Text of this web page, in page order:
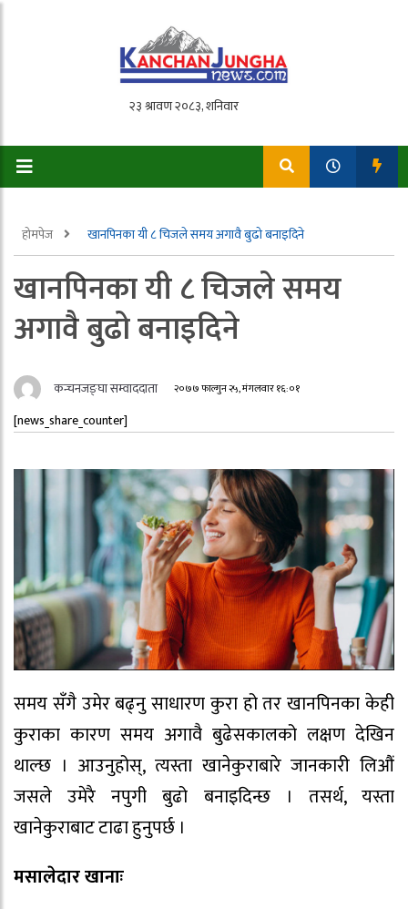
होमपेज खानपिनका यी ८ चिजले समय अगावै बुढो बनाइदिने
खानपिनका यी ८ चिजले समय
अगावै बुढो बनाइदिने
कन्चनजङ्घा सम्वाददाता २०७७ फाल्गुन २५, मंगलवार १६:०१
[news_share_counter]
समय सँगै उमेर बढ्नु साधारण कुरा हो तर खानपिनका केही
कुराका कारण समय अगावै बुढेसकालको लक्षण देखिन
थाल्छ । आउनुहोस्, त्यस्ता खानेकुराबारे जानकारी लिऔं
जसले उमेरै नपुगी बुढो बनाइदिन्छ । तसर्थ, यस्ता
खानेकुराबाट टाढा हुनुपर्छ ।
मसालेदार खानाः